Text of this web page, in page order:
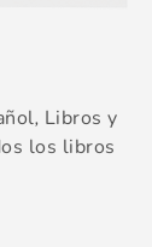
, Libros y
los libros